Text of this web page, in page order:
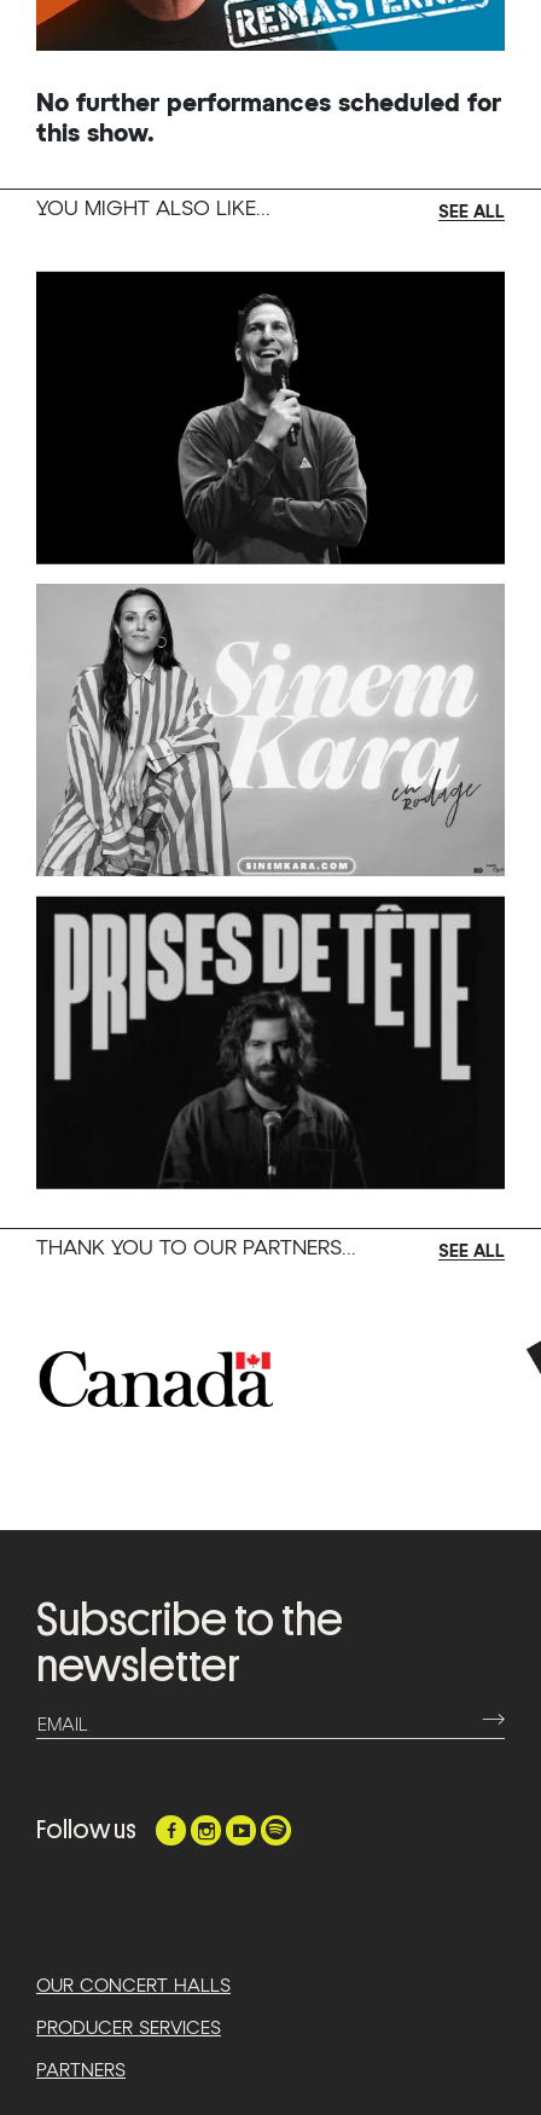
No further performances scheduled for
this show.
YOU MIGHT ALSO LIKE... SEE ALL
THANK YOU TO OUR PARTNERS... SEE ALL
Subscribe to the
newsletter
EMAIL ⟶
Follow us
OUR CONCERT HALLS
PRODUCER SERVICES
PARTNERS